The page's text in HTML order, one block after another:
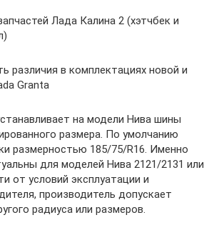
Лада Калина 2 (хэтчбек и
различия в комплектациях новой и
Granta
на модели Нива шины
размера. По умолчанию
размерностью 185/75/R16. Именно
для моделей Нива 2121/2131 или
от условий эксплуатации и
производитель допускает
радиуса или размеров.